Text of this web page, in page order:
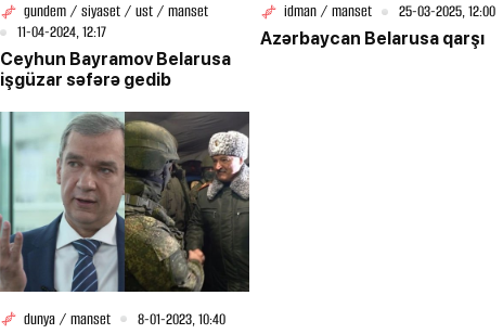
gundem / siyaset / ust / manset
11-04-2024, 12:17
Ceyhun Bayramov Belarusa
işgüzar səfərə gedib
idman / manset
25-03-2025, 12:00
Azərbaycan Belarusa qarşı
dunya / manset
8-01-2023, 10:40